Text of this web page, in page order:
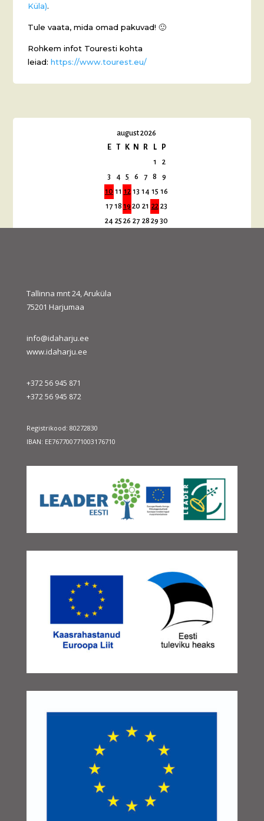
Küla).
Tule vaata, mida omad pakuvad! 🙂
Rohkem infot Touresti kohta
leiad:https://www.tourest.eu/
august 2026
E
T K N R L
P
1
2
3
4 5 6 7 8
9
10 11 12 13 14 15 16
17 18 19 20 21 22 23
24 25 26 27 28 29 30
Tallinna mnt 24, Aruküla
75201 Harjumaa
info@idaharju.ee
www.idaharju.ee
+372 56 945 871
+372 56 945 872
Registrikood: 80272830
IBAN: EE767700771003176710